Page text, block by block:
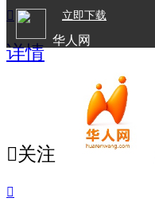
立即下载
华人网

详情
关注
